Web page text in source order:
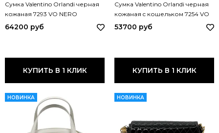
Сумка Valentino Orlandi черная
кожаная 7293 VO NERO
64200 руб
КУПИТЬ В 1 КЛИК
Сумка Valentino Orlandi черная
кожаная c кошельком 7254 VO
NERO
53700 руб
КУПИТЬ В 1 КЛИК
НОВИНКА НОВИНКА